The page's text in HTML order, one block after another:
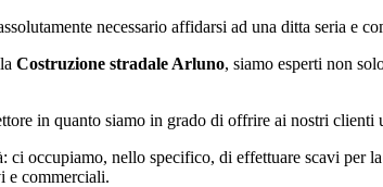
necessario affidarsi ad una ditta seria e
Costruzione stradale Arluno, siamo esperti non
in quanto siamo in grado di offrire ai nostri
occupiamo, nello specifico, di effettuare scavi per
e commerciali.